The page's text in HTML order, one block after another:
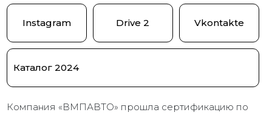
Instagram Drive 2 Vkontakte
Каталог 2024
Компания «ВМПАВТО» прошла сертификацию по